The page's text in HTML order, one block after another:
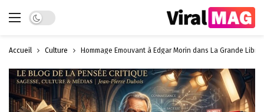
Dark mode
Accueil Culture Hommage Émouvant à Edgar Morin dans La Grande